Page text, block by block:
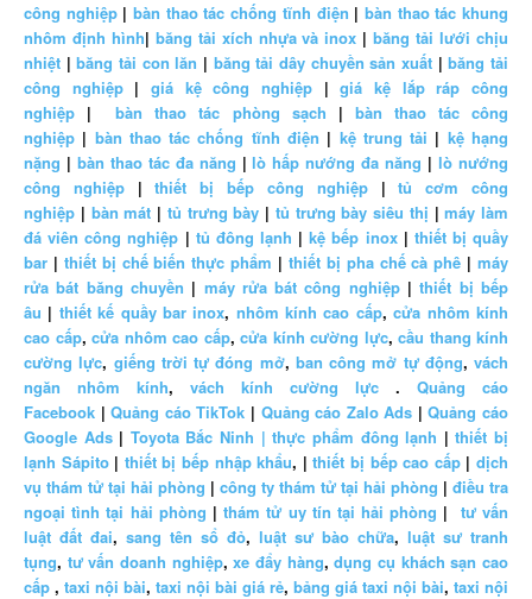
công nghiệp|bàn thao tác chống tĩnh điện | bàn thao tác khung
nhôm định hình| băng tải xích nhựa và inox |băng tải lưới chịu
nhiệt |băng tải con lăn | băng tải dây chuyền sản xuất |băng tải
công nghiệp|giá kệ công nghiệp |giá kệ lắp ráp công
nghiệp |bàn thao tác phòng sạch | bàn thao tác công
nghiệp | bàn thao tác chống tĩnh điện | kệ trung tải | kệ hạng
nặng | bàn thao tác đa năng |lò hấp nướng đa năng |lò nướng
công nghiệp|thiết bị bếp công nghiệp|tủ cơm công
nghiệp | bàn mát | tủ trưng bày | tủ trưng bày siêu thị |máy làm
đá viên công nghiệp | tủ đông lạnh |kệ bếp inox| thiết bị quầy
bar | thiết bị chế biến thực phẩm | thiết bị pha chế cà phê | máy
rửa bát băng chuyền | máy rửa bát công nghiệp|thiết bị bếp
âu | thiết kế quầy bar inox, nhôm kính cao cấp,cửa nhôm kính
cao cấp, cửa nhôm cao cấp, cửa kính cường lực, cầu thang kính
cường lực, giếng trời tự đóng mở, ban công mở tự động, vách
ngăn nhôm kính, vách kính cường lực . Quảng cáo
Facebook |Quảng cáo TikTok | Quảng cáo Zalo Ads |Quảng cáo
Google Ads| Toyota Bắc Ninh | thực phẩm đông lạnh |thiết bị
lạnh Sápito | thiết bị bếp nhập khẩu, |thiết bị bếp cao cấp|dịch
vụ thám tử tại hải phòng | công ty thám tử tại hải phòng | điều tra
ngoại tình tại hải phòng |thám tử uy tín tại hải phòng | tư vấn
luật đất đai, sang tên sổ đỏ, luật sư bào chữa, luật sư tranh
tụng, tư vấn doanh nghiệp,xe đẩy hàng,dụng cụ khách sạn cao
cấp , taxi nội bài, taxi nội bài giá rẻ, bảng giá taxi nội bài, taxi nội